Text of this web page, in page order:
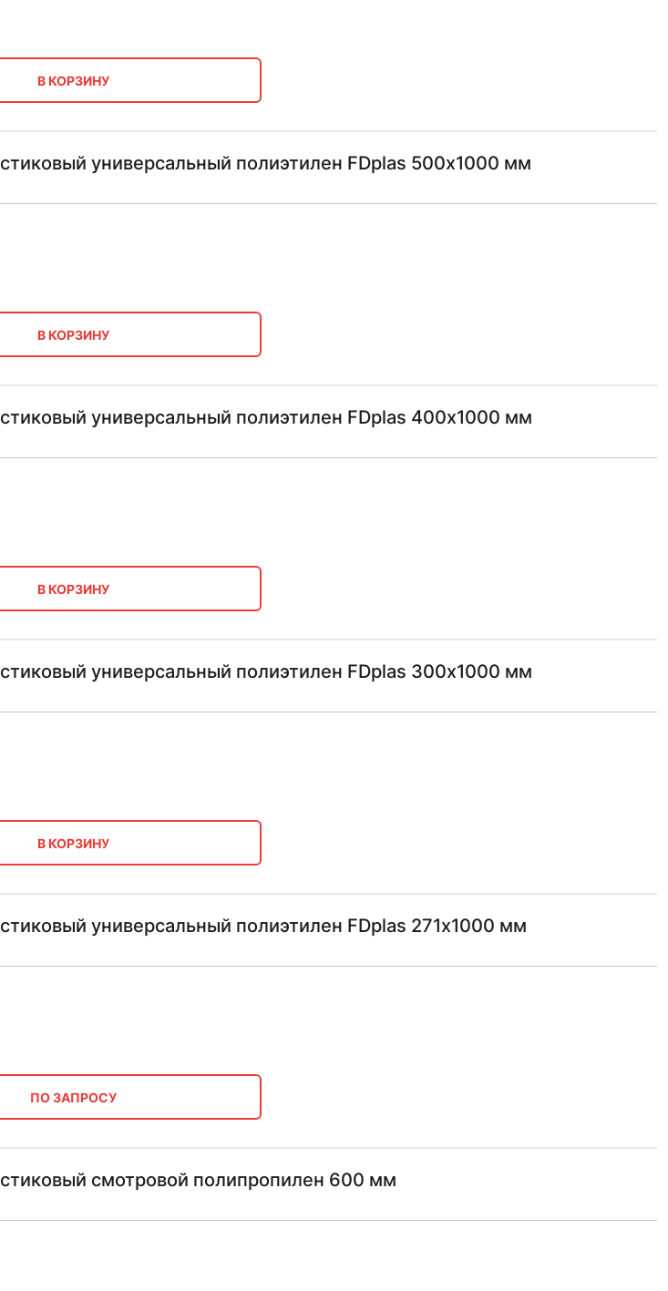
В КОРЗИНУ
универсальный полиэтилен FDplas 500х1000 мм
В КОРЗИНУ
универсальный полиэтилен FDplas 400х1000 мм
В КОРЗИНУ
универсальный полиэтилен FDplas 300х1000 мм
В КОРЗИНУ
универсальный полиэтилен FDplas 271х1000 мм
ПО ЗАПРОСУ
смотровой полипропилен 600 мм